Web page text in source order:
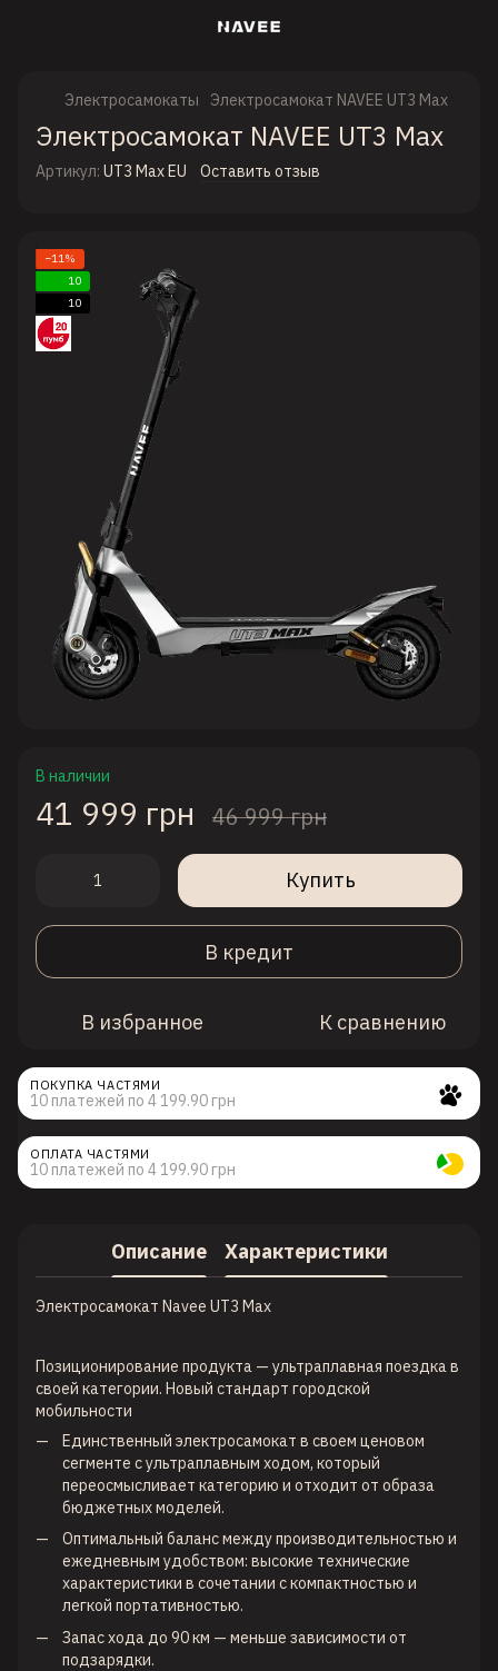
Электросамокаты Электросамокат NAVEE UT3 Max
Электросамокат NAVEE UT3 Max
Артикул: UT3 Max EU Оставить отзыв
−11%
10
10
В наличии
41 999 грн 46 999 грн
Купить
В кредит
В избранное К сравнению
ПОКУПКА ЧАСТЯМИ
10 платежей по 4 199.90 грн
ОПЛАТА ЧАСТЯМИ
10 платежей по 4 199.90 грн
Описание Характеристики
Электросамокат Navee UT3 Max
Позиционирование продукта — ультраплавная поездка в
своей категории. Новый стандарт городской
мобильности
Единственный электросамокат в своем ценовом
сегменте с ультраплавным ходом, который
переосмысливает категорию и отходит от образа
бюджетных моделей.
Оптимальный баланс между производительностью и
ежедневным удобством: высокие технические
характеристики в сочетании с компактностью и
легкой портативностью.
Запас хода до 90 км — меньше зависимости от
подзарядки.